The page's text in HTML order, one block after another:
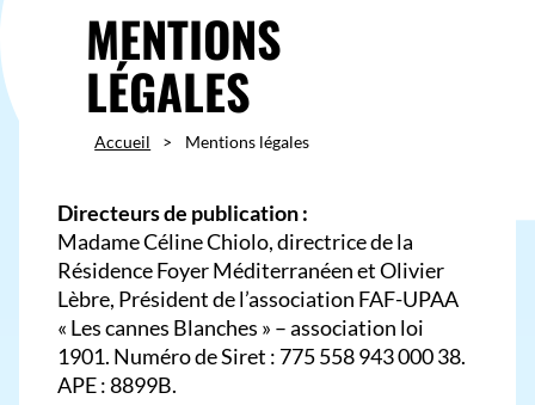
MENTIONS
LÉGALES
Accueil > Mentions légales
Directeurs de publication :
Madame Céline Chiolo, directrice de la
Résidence Foyer Méditerranéen et Olivier
Lèbre, Président de l’association FAF-UPAA
« Les cannes Blanches » – association loi
1901. Numéro de Siret : 775 558 943 000 38.
APE : 8899B.